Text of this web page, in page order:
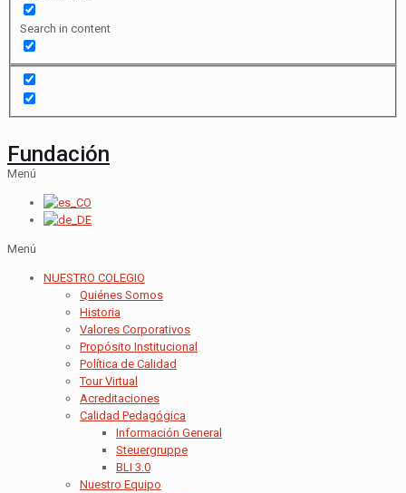
Search in content
Fundación
Menú
Menú
NUESTRO COLEGIO
Quiénes Somos
Historia
Valores Corporativos
Propósito Institucional
Política de Calidad
Tour Virtual
Acreditaciones
Calidad Pedagógica
Información General
Steuergruppe
BLI 3.0
Nuestro Equipo